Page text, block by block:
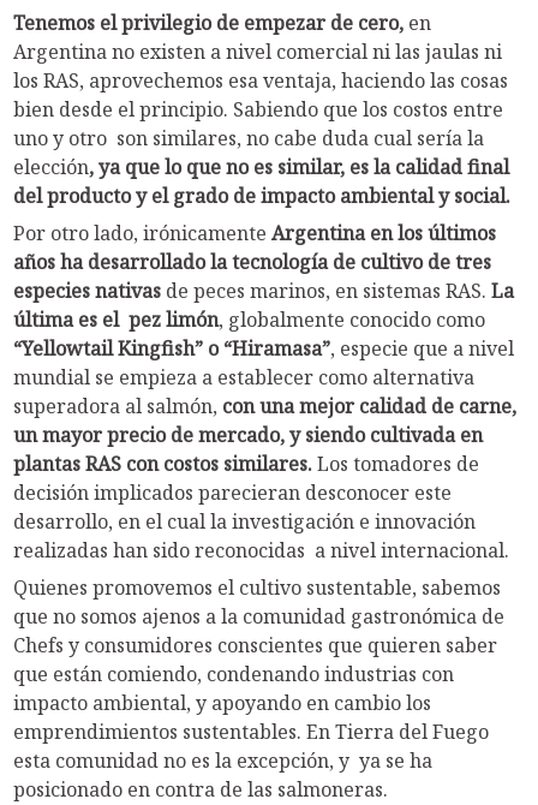
Tenemos el privilegio de empezar de cero, en
Argentina no existen a nivel comercial ni las jaulas ni
los RAS, aprovechemos esa ventaja, haciendo las cosas
bien desde el principio. Sabiendo que los costos entre
uno y otro son similares, no cabe duda cual sería la
elección, ya que lo que no es similar, es la calidad final
del producto y el grado de impacto ambiental y social.
Por otro lado, irónicamente Argentina en los últimos
años ha desarrollado la tecnología de cultivo de tres
especies nativasde peces marinos, en sistemas RAS. La
última es el pez limón, globalmente conocido como
“Yellowtail Kingfish” o “Hiramasa”, especie que a nivel
mundial se empieza a establecer como alternativa
superadora al salmón, con una mejor calidad de carne,
un mayor precio de mercado, y siendo cultivada en
plantas RAS con costos similares.Los tomadores de
decisión implicados parecieran desconocer este
desarrollo, en el cual la investigación e innovación
realizadas han sido reconocidas a nivel internacional.
Quienes promovemos el cultivo sustentable, sabemos
que no somos ajenos a la comunidad gastronómica de
Chefs y consumidores conscientes que quieren saber
que están comiendo, condenando industrias con
impacto ambiental, y apoyando en cambio los
emprendimientos sustentables. En Tierra del Fuego
esta comunidad no es la excepción, y ya se ha
posicionado en contra de las salmoneras.